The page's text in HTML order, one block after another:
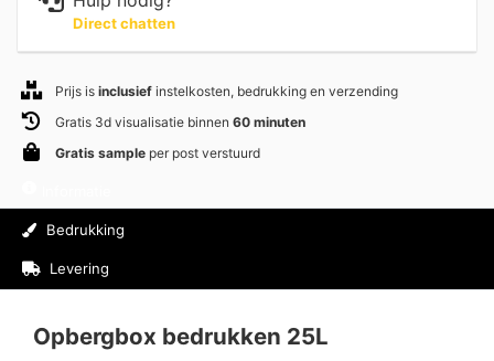
Direct chatten
Prijs is inclusief instelkosten, bedrukking en verzending
Gratis 3d visualisatie binnen 60 minuten
Gratis sample per post verstuurd
Bedrukking
Levering
Opbergbox bedrukken 25L